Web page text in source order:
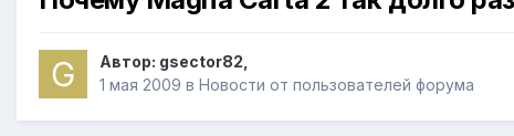
Автор: gsector82
1 мая 2009 в Новости от пользователей форума